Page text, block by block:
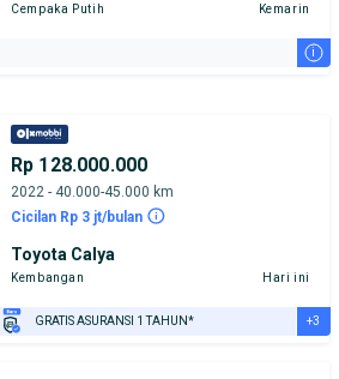
Cempaka Putih Kemarin
i
Rp 128.000.000
2022 - 40.000-45.000 km
Cicilan Rp 3 jt/bulan
Toyota Calya
Kembangan Hari ini
GRATIS ASURANSI 1 TAHUN* +3